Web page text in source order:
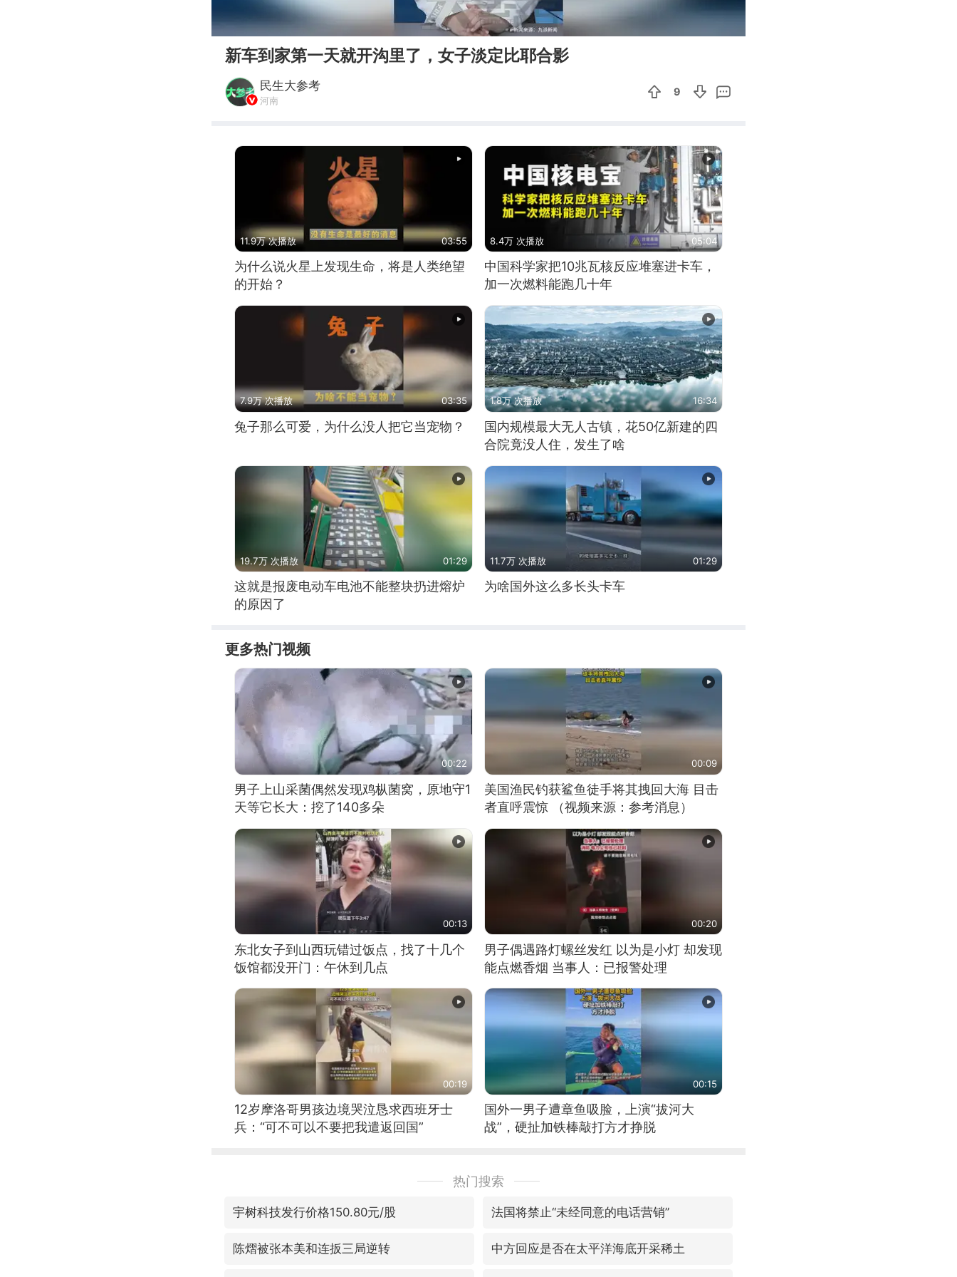
00:00
新车到家第一天就开沟里了，女子淡定比耶合影
民生大参考
河南
9
11.9万 次播放 03:55
为什么说火星上发现生命，将是人类绝望
的开始？
8.4万 次播放 05:04
中国科学家把10兆瓦核反应堆塞进卡车，
加一次燃料能跑几十年
7.9万 次播放 03:35
兔子那么可爱，为什么没人把它当宠物？
1.8万 次播放 16:34
国内规模最大无人古镇，花50亿新建的四
合院竟没人住，发生了啥
19.7万 次播放 01:29
这就是报废电动车电池不能整块扔进熔炉
的原因了
11.7万 次播放 01:29
为啥国外这么多长头卡车
更多热门视频
00:22
男子上山采菌偶然发现鸡枞菌窝，原地守1
天等它长大：挖了140多朵
00:09
美国渔民钓获鲨鱼徒手将其拽回大海 目击
者直呼震惊 （视频来源：参考消息）
00:13
东北女子到山西玩错过饭点，找了十几个
饭馆都没开门：午休到几点
00:20
男子偶遇路灯螺丝发红 以为是小灯 却发现
能点燃香烟 当事人：已报警处理
00:19
12岁摩洛哥男孩边境哭泣恳求西班牙士
兵：“可不可以不要把我遣返回国”
00:15
国外一男子遭章鱼吸脸，上演“拔河大
战”，硬扯加铁棒敲打方才挣脱
热门搜索
宇树科技发行价格150.80元/股 法国将禁止“未经同意的电话营销”
陈熠被张本美和连扳三局逆转 中方回应是否在太平洋海底开采稀土